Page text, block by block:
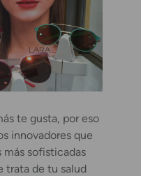
te gusta, por eso
innovadores que
más sofisticadas
trata de tu salud